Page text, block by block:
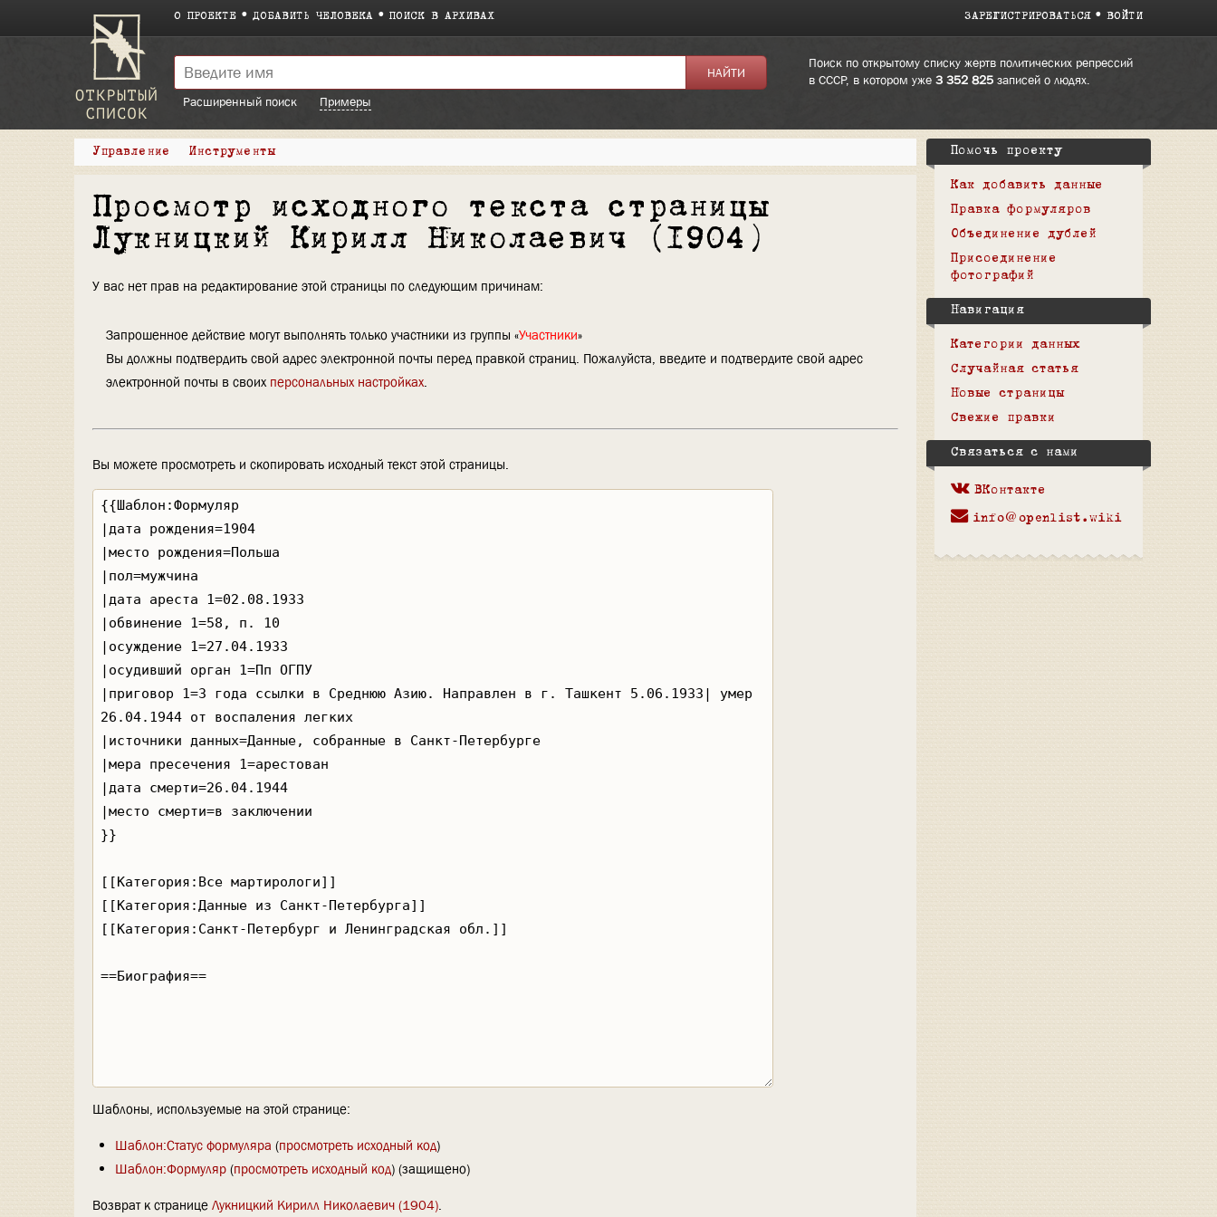
О ПРОЕКТЕ ДОБАВИТЬ ЧЕЛОВЕКА ПОИСК В АРХИВАХ ЗАРЕГИСТРИРОВАТЬСЯ ВОЙТИ
Поиск по открытому списку жертв политических репрессий
в СССР, в котором уже 3 352 825записей о людях.
Расширенный поиск
Примеры
Управление Инструменты
Просмотр исходного текста страницы
Лукницкий Кирилл Николаевич (1904)
У вас нет прав на редактирование этой страницы по следующим причинам:
Запрошенное действие могут выполнять только участники из группы «Участники»
Вы должны подтвердить свой адрес электронной почты перед правкой страниц. Пожалуйста, введите и подтвердите свой адрес
электронной почты в своих персональных настройках.
Вы можете просмотреть и скопировать исходный текст этой страницы.
Шаблоны, используемые на этой странице:
Шаблон:Статус формуляра (просмотреть исходный код)
Шаблон:Формуляр(просмотреть исходный код) (защищено)
Возврат к странице Лукницкий Кирилл Николаевич (1904).
Помочь проекту
Как добавить данные
Правка формуляров
Объединение дублей
Присоединение
фотографий
Навигация
Категории данных
Случайная статья
Новые страницы
Свежие правки
Связаться с нами
ВКонтакте
info@openlist.wiki